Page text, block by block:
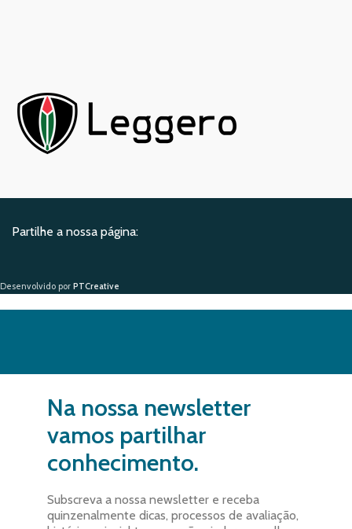
Partilhe a nossa página:
Desenvolvido por PTCreative
Na nossa newsletter
vamos partilhar
conhecimento.
Subscreva a nossa newsletter e receba
quinzenalmente dicas, processos de avaliação,